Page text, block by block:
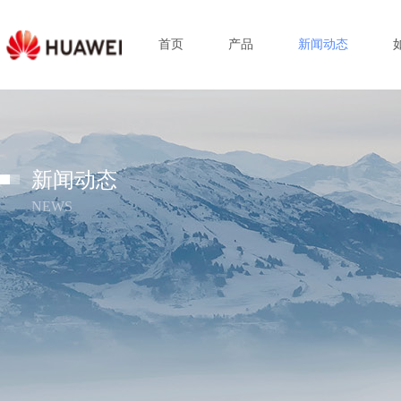
首页 产品 新闻动态
新闻动态
NEWS